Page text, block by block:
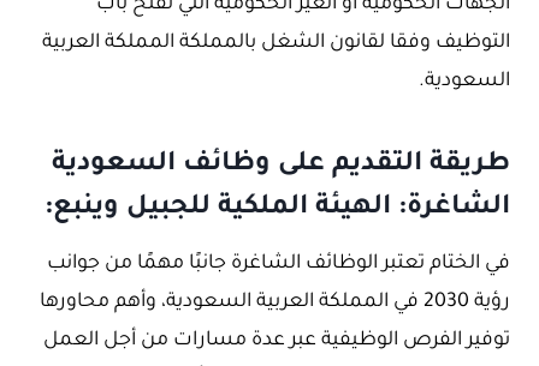
الجهات الحكومية أو الغير الحكومية التي تفتح باب
التوظيف وفقا لقانون الشغل بالمملكة المملكة العربية
السعودية.
طريقة التقديم على وظائف السعودية
الشاغرة: الهيئة الملكية للجبيل وينبع:
في الختام تعتبر الوظائف الشاغرة جانبًا مهمًا من جوانب
رؤية 2030 في المملكة العربية السعودية، وأهم محاورها
توفير الفرص الوظيفية عبر عدة مسارات من أجل العمل